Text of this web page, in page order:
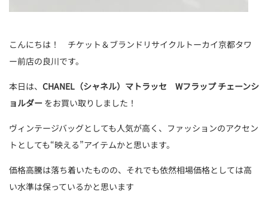
こんにちは！ チケット＆ブランドリサイクルトーカイ京都タワ
ー前店の良川です。
本日は、 CHANEL（シャネル）マトラッセ Wフラップ チェーンシ
ョルダー をお買い取りしました！
ヴィンテージバッグとしても人気が高く、ファッションのアクセン
トとしても“映える”アイテムかと思います。
価格高騰は落ち着いたものの、それでも依然相場価格としては高
い水準は保っているかと思います